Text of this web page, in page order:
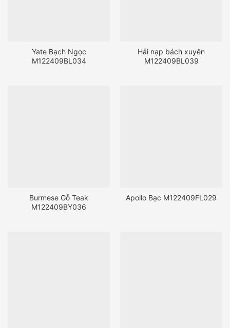
Yate Bạch Ngọc
M122409BL034
Hải nạp bách xuyên
M122409BL039
Burmese Gỗ Teak
M122409BY036
Apollo Bạc M122409FL029